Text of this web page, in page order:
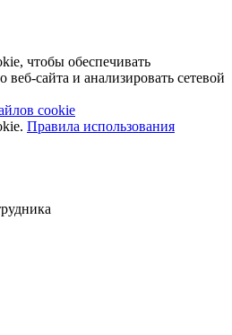
чтобы обеспечивать
сайта и анализировать сетевой
cookie
Правила использования